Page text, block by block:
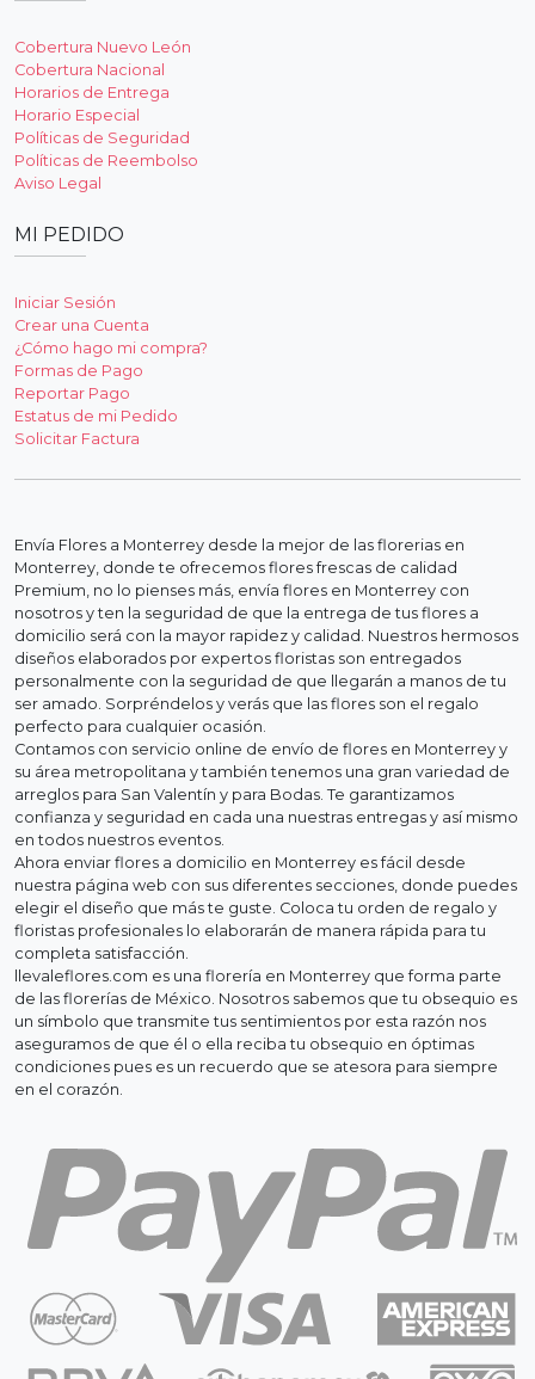
Cobertura Nuevo León
Cobertura Nacional
Horarios de Entrega
Horario Especial
Políticas de Seguridad
Políticas de Reembolso
Aviso Legal
MI PEDIDO
Iniciar Sesión
Crear una Cuenta
¿Cómo hago mi compra?
Formas de Pago
Reportar Pago
Estatus de mi Pedido
Solicitar Factura
Envía Flores a Monterrey desde la mejor de las florerias en
Monterrey, donde te ofrecemos flores frescas de calidad
Premium, no lo pienses más, envía flores en Monterrey con
nosotros y ten la seguridad de que la entrega de tus flores a
domicilio será con la mayor rapidez y calidad. Nuestros hermosos
diseños elaborados por expertos floristas son entregados
personalmente con la seguridad de que llegarán a manos de tu
ser amado. Sorpréndelos y verás que las flores son el regalo
perfecto para cualquier ocasión.
Contamos con servicio online de envío de flores en Monterrey y
su área metropolitana y también tenemos una gran variedad de
arreglos para San Valentín y para Bodas. Te garantizamos
confianza y seguridad en cada una nuestras entregas y así mismo
en todos nuestros eventos.
Ahora enviar flores a domicilio en Monterrey es fácil desde
nuestra página web con sus diferentes secciones, donde puedes
elegir el diseño que más te guste. Coloca tu orden de regalo y
floristas profesionales lo elaborarán de manera rápida para tu
completa satisfacción.
llevaleflores.com es una florería en Monterrey que forma parte
de las florerías de México. Nosotros sabemos que tu obsequio es
un símbolo que transmite tus sentimientos por esta razón nos
aseguramos de que él o ella reciba tu obsequio en óptimas
condiciones pues es un recuerdo que se atesora para siempre
en el corazón.